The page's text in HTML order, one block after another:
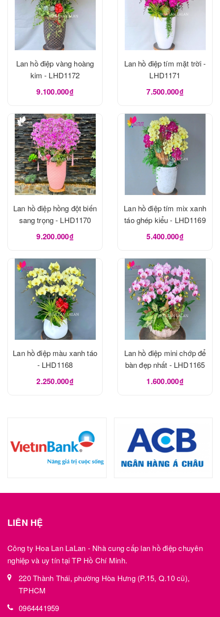
Lan hồ điệp vàng hoàng
kim - LHD1172
9.100.000₫
Lan hồ điệp tím mặt trời -
LHD1171
7.500.000₫
Lan hồ điệp hồng đột biến
sang trọng - LHD1170
9.200.000₫
Lan hồ điệp tím mix xanh
táo ghép kiểu - LHD1169
5.400.000₫
Lan hồ điệp màu xanh táo
- LHD1168
2.250.000₫
Lan hồ điệp mini chớp để
bàn đẹp nhất - LHD1165
1.600.000₫
LIÊN HỆ
Công ty Hoa Lan LaLan - Nhà cung cấp lan hồ điệp chuyên
nghiệp và uy tín tại TP Hồ Chí Minh.
220 Thành Thái, phường Hòa Hưng (P.15, Q.10 cũ),
TPHCM
0964441959